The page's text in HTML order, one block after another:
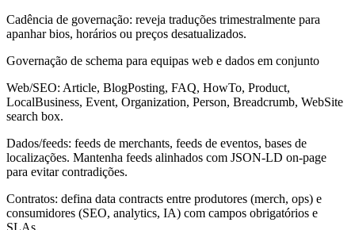
Cadência de governação: reveja traduções trimestralmente para
apanhar bios, horários ou preços desatualizados.
Governação de schema para equipas web e dados em conjunto
Web/SEO: Article, BlogPosting, FAQ, HowTo, Product,
LocalBusiness, Event, Organization, Person, Breadcrumb, WebSite
search box.
Dados/feeds: feeds de merchants, feeds de eventos, bases de
localizações. Mantenha feeds alinhados com JSON-LD on-page
para evitar contradições.
Contratos: defina data contracts entre produtores (merch, ops) e
consumidores (SEO, analytics, IA) com campos obrigatórios e
SLAs.